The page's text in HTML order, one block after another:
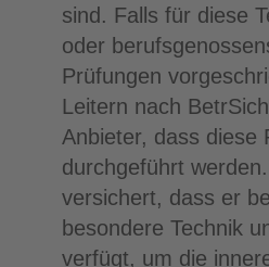
sind. Falls für diese
oder
Prüfungen
Leitern nach
Anbieter, dass diese
durchgeführt
versichert, dass er
besondere Technik
verfügt, um die